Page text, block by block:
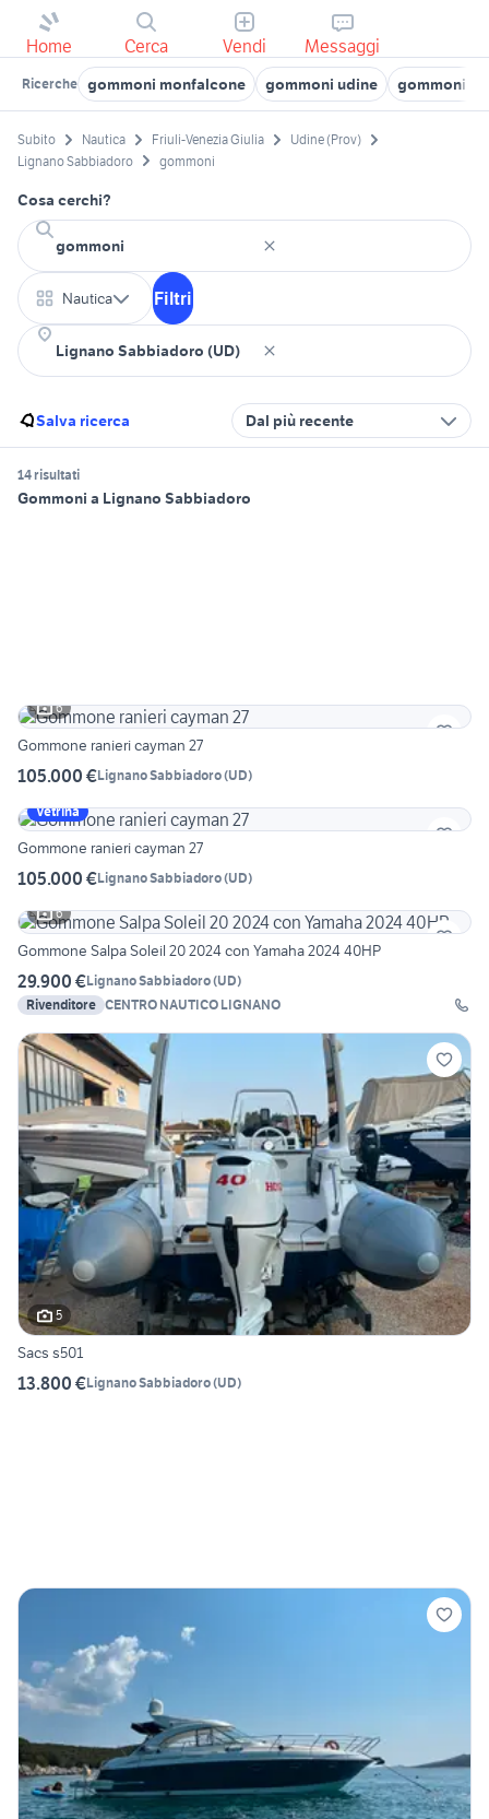
Home Cerca Vendi Messaggi
Ricerche gommoni monfalcone gommoni udine gommoni
Subito Nautica Friuli-Venezia Giulia
Udine (Prov)
Lignano Sabbiadoro
gommoni
Cosa cerchi?
Nautica Filtri
Salva ricerca Dal più recente
14 risultati
Gommoni a Lignano Sabbiadoro
6
Gommone ranieri cayman 27
105.000 €Lignano Sabbiadoro(UD)
Vetrina
Gommone ranieri cayman 27
105.000 €Lignano Sabbiadoro(UD)
6
Gommone Salpa Soleil 20 2024 con Yamaha 2024 40HP
29.900 €Lignano Sabbiadoro(UD)
Rivenditore CENTRO NAUTICO LIGNANO
5
Sacs s501
13.800 €Lignano Sabbiadoro(UD)